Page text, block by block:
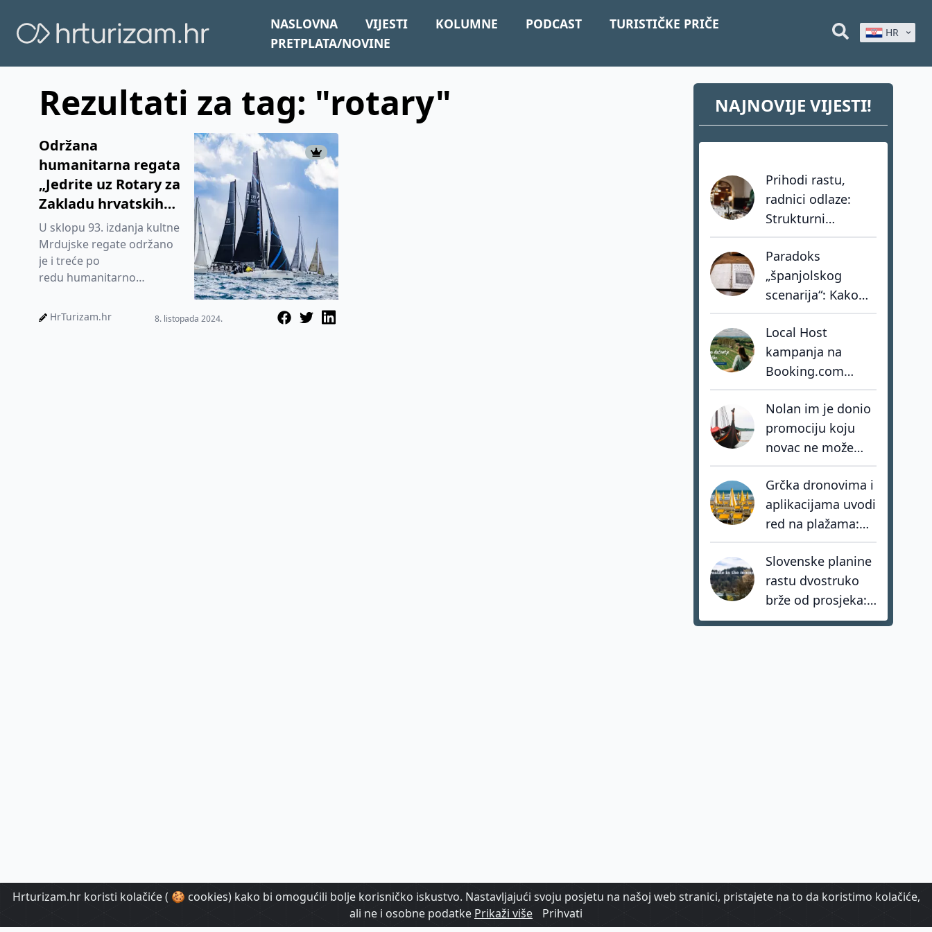
NASLOVNA VIJESTI KOLUMNE PODCAST
TURISTIČKE PRIČE
PRETPLATA/NOVINE
HR
Rezultati za tag: "rotary"
Održana
humanitarna regata
„Jedrite uz Rotary za
Zakladu hrvatskih
sportaša“
U sklopu 93. izdanja kultne
Mrdujske regate održano
je i treće po
redu humanitarno
pod geslom 'Jedrite uz
HrTurizam.hr 8. listopada 2024.
NAJNOVIJE VIJESTI!
Prihodi rastu,
radnici odlaze:
Strukturni
problem
hrvatskog turizma
koji dozvole ne
mogu riješiti
Paradoks
„španjolskog
scenarija“: Kako
smo izgradili
vlastitu stihiju
Local Host
kampanja na
Booking.com
ostvarila više od
osam milijuna
impresija
Nolan im je donio
promociju koju
novac ne može
kupiti. Favignana
sada bira kako ne
postati žrtva
vlastitog uspjeha
Grčka dronovima i
aplikacijama uvodi
red na plažama:
Kazne za kršenje
zakona i do 73.000
eura
Slovenske planine
rastu dvostruko
brže od prosjeka:
coolcation je
Hrturizam.hr koristi kolačiće ( 🍪 cookies) kako bi omogućili bolje korisničko iskustvo. Nastavljajući svoju posjetu na našoj web stranici, pristajete na to da koristimo kolačiće,
ali ne i osobne podatke Prikaži više Prihvati